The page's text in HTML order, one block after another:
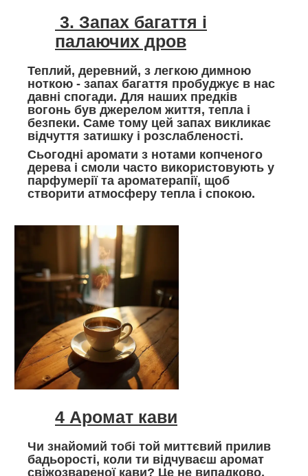
3. Запах багаття і
палаючих дров
Теплий, деревний, з легкою димною
ноткою - запах багаття пробуджує в нас
давні спогади. Для наших предків
вогонь був джерелом життя, тепла і
безпеки. Саме тому цей запах викликає
відчуття затишку і розслабленості.
Сьогодні аромати з нотами копченого
дерева і смоли часто використовують у
парфумерії та ароматерапії, щоб
створити атмосферу тепла і спокою.
4 Аромат кави
Чи знайомий тобі той миттєвий прилив
бадьорості, коли ти відчуваєш аромат
свіжозвареної кави? Це не випадково.